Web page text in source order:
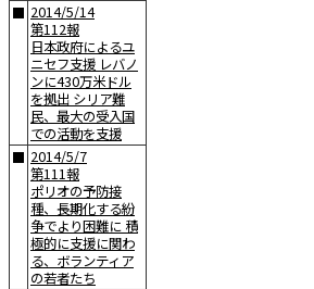
■ 2014/5/14
第112報
日本政府によるユ
ニセフ支援 レバノ
ンに430万米ドル
を拠出 シリア難
民、最大の受入国
での活動を支援
■ 2014/5/7
第111報
ポリオの予防接
種、長期化する紛
争でより困難に 積
極的に支援に関わ
る、ボランティア
の若者たち